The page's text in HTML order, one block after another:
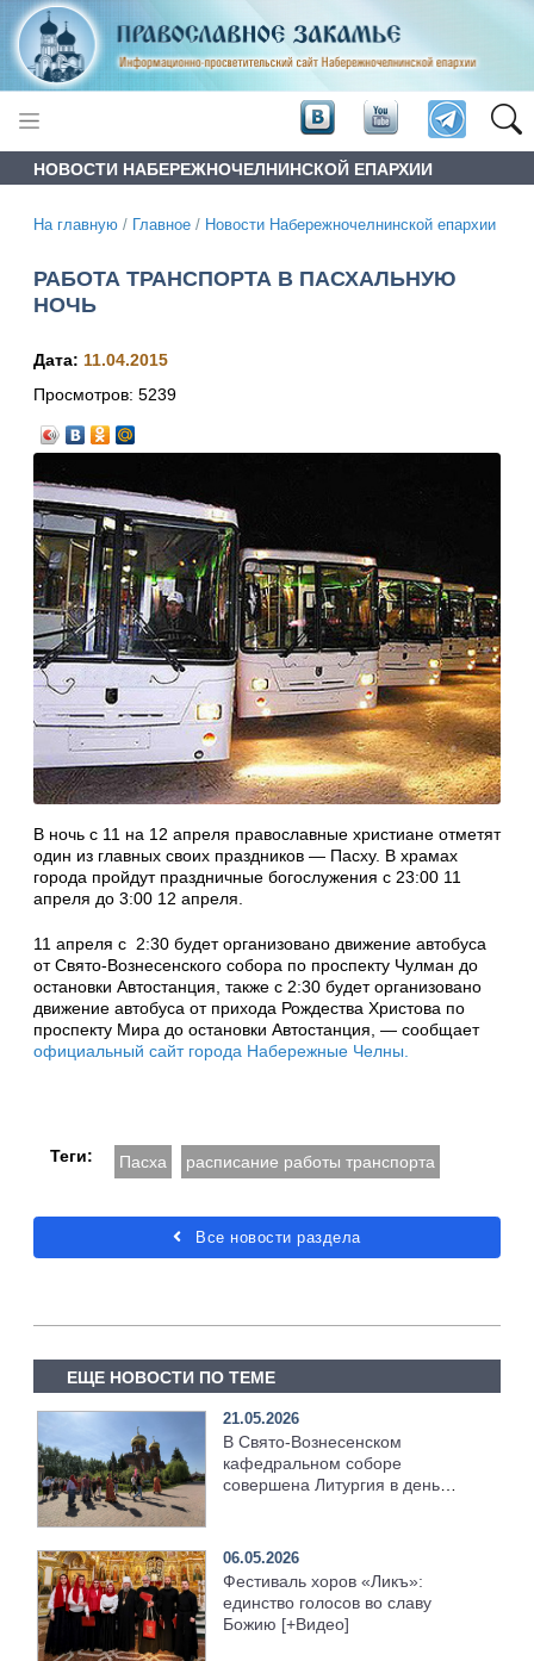
НОВОСТИ НАБЕРЕЖНОЧЕЛНИНСКОЙ ЕПАРХИИ
На главную / Главное / Новости Набережночелнинской епархии
РАБОТА ТРАНСПОРТА В ПАСХАЛЬНУЮ
НОЧЬ
Дата: 11.04.2015
Просмотров: 5239
В ночь с 11 на 12 апреля православные христиане отметят
один из главных своих праздников — Пасху. В храмах
города пройдут праздничные богослужения с 23:00 11
апреля до 3:00 12 апреля.
11 апреля с 2:30 будет организовано движение автобуса
от Свято-Вознесенского собора по проспекту Чулман до
остановки Автостанция, также с 2:30 будет организовано
движение автобуса от прихода Рождества Христова по
проспекту Мира до остановки Автостанция, — сообщает
официальный сайт города Набережные Челны.
Теги: Пасха расписание работы транспорта
Все новости раздела
ЕЩЕ НОВОСТИ ПО ТЕМЕ
21.05.2026
В Свято-Вознесенском
кафедральном соборе
совершена Литургия в день
06.05.2026
Фестиваль хоров «Ликъ»:
единство голосов во славу
Божию [+Видео]